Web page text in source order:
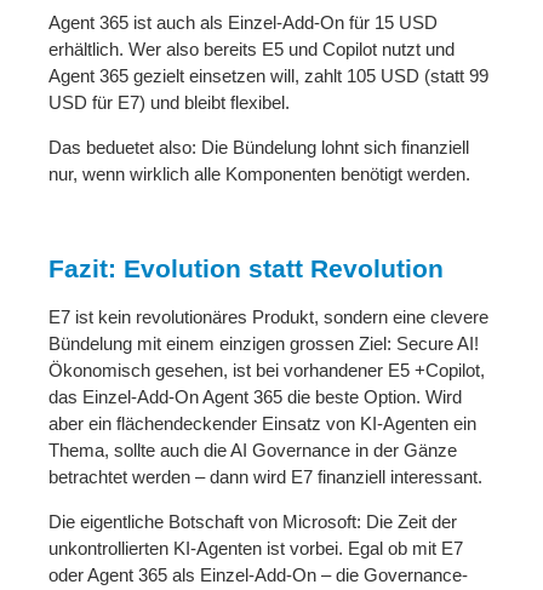
Agent 365 ist auch als Einzel-Add-On für 15 USD
erhältlich. Wer also bereits E5 und Copilot nutzt und
Agent 365 gezielt einsetzen will, zahlt 105 USD (statt 99
USD für E7) und bleibt flexibel.
Das beduetet also: Die Bündelung lohnt sich finanziell
nur, wenn wirklich alle Komponenten benötigt werden.
Fazit: Evolution statt Revolution
E7 ist kein revolutionäres Produkt, sondern eine clevere
Bündelung mit einem einzigen grossen Ziel: Secure AI!
Ökonomisch gesehen, ist bei vorhandener E5 +Copilot,
das Einzel-Add-On Agent 365 die beste Option. Wird
aber ein flächendeckender Einsatz von KI-Agenten ein
Thema, sollte auch die AI Governance in der Gänze
betrachtet werden – dann wird E7 finanziell interessant.
Die eigentliche Botschaft von Microsoft: Die Zeit der
unkontrollierten KI-Agenten ist vorbei. Egal ob mit E7
oder Agent 365 als Einzel-Add-On – die Governance-